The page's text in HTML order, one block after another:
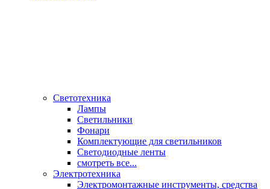
Светотехника
Лампы
Светильники
Фонари
Комплектующие для светильников
Светодиодные ленты
смотреть все...
Электротехника
Электромонтажные инструменты, средства